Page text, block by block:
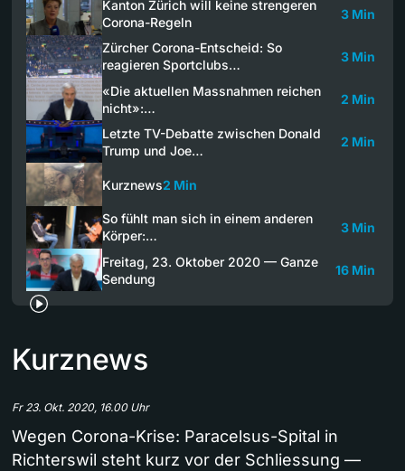
Kanton Zürich will keine strengeren
Corona-Regeln
3 Min
Zürcher Corona-Entscheid: So
reagieren Sportclubs…
3 Min
«Die aktuellen Massnahmen reichen
nicht»:…
2 Min
Letzte TV-Debatte zwischen Donald
Trump und Joe…
2 Min
Kurznews2 Min
So fühlt man sich in einem anderen
Körper:…
3 Min
Freitag, 23. Oktober 2020 — Ganze
Sendung
16 Min
Kurznews
Fr 23. Okt. 2020, 16.00 Uhr
Wegen Corona-Krise: Paracelsus-Spital in
Richterswil steht kurz vor der Schliessung —